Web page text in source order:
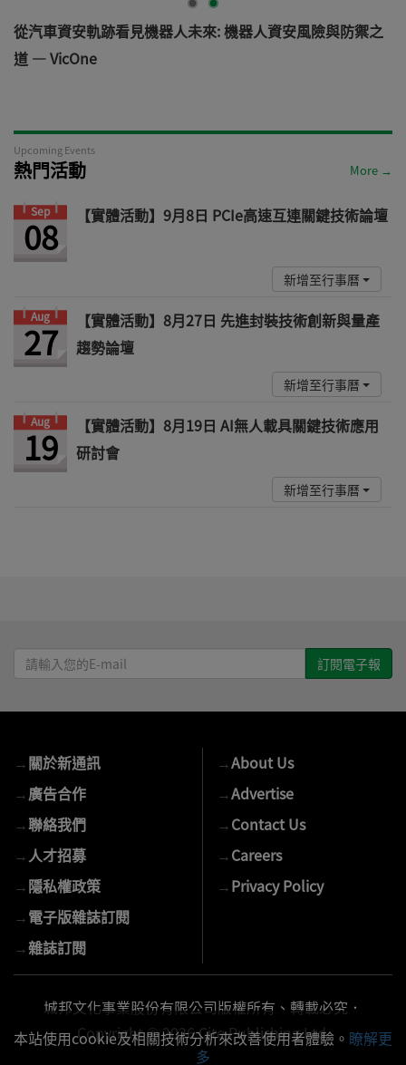
從汽車資安軌跡看見機器人未來: 機器人資安風險與防禦之
道 — VicOne
Upcoming Events
熱門活動 More →
Sep
08 【實體活動】9月8日 PCIe高速互連關鍵技術論壇
新增至行事曆
Aug
27
【實體活動】8月27日 先進封裝技術創新與量產
趨勢論壇
新增至行事曆
Aug
19
【實體活動】8月19日 AI無人載具關鍵技術應用
研討會
新增至行事曆
請
輸
E-
mail
→關於新通訊
→廣告合作
→聯絡我們
→ 人才招募
→隱私權政策
→電子版雜誌訂閱
→雜誌訂閱
→About Us
→Advertise
→Contact Us
→Careers
→Privacy Policy
城邦文化事業股份有限公司版權所有、轉載必究．
Copyright © 2026 Cite Publishing Ltd.
本站使用cookie及相關技術分析來改善使用者體驗。 瞭解更
多